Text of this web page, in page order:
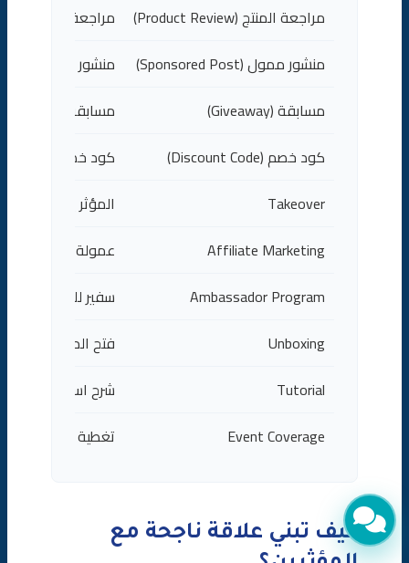
مراجعة المنتج (Product Review)
مراجعة صادقة
منشور ممول (Sponsored Post)
منشور مدفوع الأجر
مسابقة (Giveaway)
مسابقة مع جوائز
كود خصم (Discount Code)
كود خصم خاص
Takeover
المؤثر يدير حسابك
Affiliate Marketing
عمولة على
Ambassador Program
سفير للعلامة
Unboxing
فتح المنتج
Tutorial
شرح استخدام المنتج
Event Coverage
تغطية الفعاليات
كيف تبني علاقة ناجحة مع